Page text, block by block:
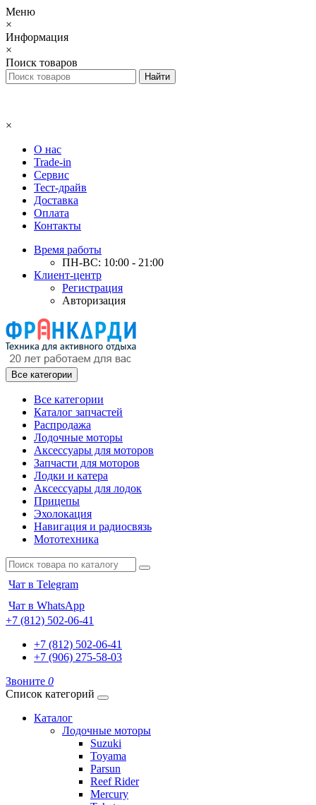
Меню
×
Информация
×
Поиск товаров
×
О нас
Trade-in
Сервис
Тест-драйв
Доставка
Оплата
Контакты
Время работы
ПН-ВС: 10:00 - 21:00
Клиент-центр
Регистрация
Авторизация
Все категории
Все категории
Каталог запчастей
Распродажа
Лодочные моторы
Аксессуары для моторов
Запчасти для моторов
Лодки и катера
Аксессуары для лодок
Прицепы
Эхолокация
Навигация и радиосвязь
Мототехника
Чат в Telegram
Чат в WhatsApp
+7 (812) 502-06-41
+7 (812) 502-06-41
+7 (906) 275-58-03
Звоните 0
Список категорий
Каталог
Лодочные моторы
Suzuki
Toyama
Parsun
Reef Rider
Mercury